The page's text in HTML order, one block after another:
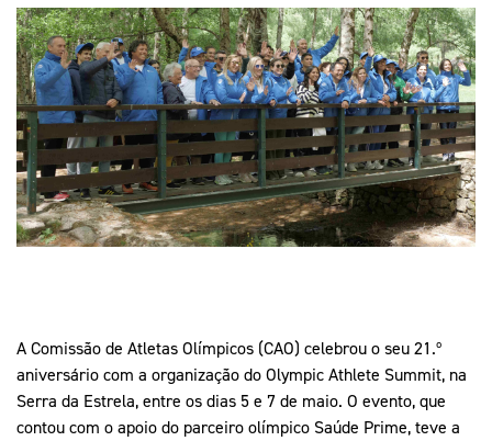
Marketing
Media
Documentos
Contactos
Mais Desporto
Arquivo Histórico
Educação
Equipa Portugal
Arquivo Histórico
Educação Olímpica
Equipa Portugal
A Comissão de Atletas Olímpicos (CAO) celebrou o seu 21.º
aniversário com a organização do Olympic Athlete Summit, na
Serra da Estrela, entre os dias 5 e 7 de maio. O evento, que
contou com o apoio do parceiro olímpico Saúde Prime, teve a